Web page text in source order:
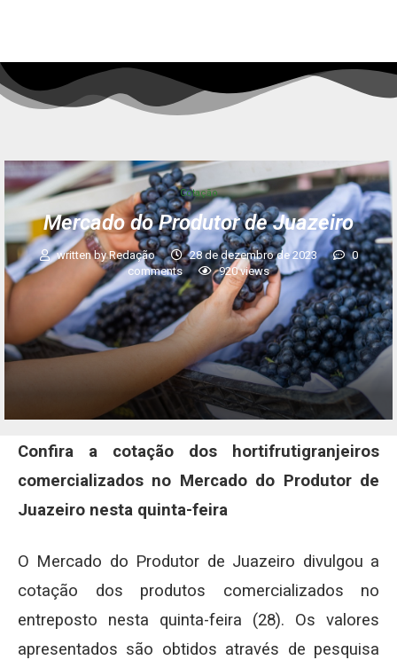
Cotação
Mercado do Produtor de Juazeiro
written byRedação 28 de dezembro de 2023
0
comments
920views
Confira a cotação dos hortifrutigranjeiros
comercializados no Mercado do Produtor de
Juazeiro nesta quinta-feira
O Mercado do Produtor de Juazeiro divulgou a
cotação dos produtos comercializados no
entreposto nesta quinta-feira (28). Os valores
apresentados são obtidos através de pesquisa